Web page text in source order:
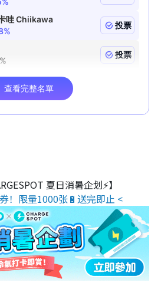
夏日消暑企划⚡】
！限量1000张🔋送完即止 <